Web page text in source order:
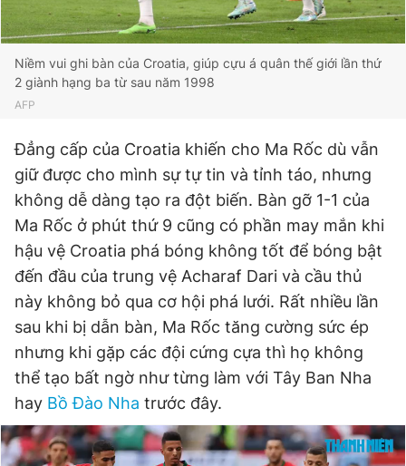
Niềm vui ghi bàn của Croatia, giúp cựu á quân thế giới lần thứ
2 giành hạng ba từ sau năm 1998
AFP
Đẳng cấp của Croatia khiến cho Ma Rốc dù vẫn
giữ được cho mình sự tự tin và tỉnh táo, nhưng
không dễ dàng tạo ra đột biến. Bàn gỡ 1-1 của
Ma Rốc ở phút thứ 9 cũng có phần may mắn khi
hậu vệ Croatia phá bóng không tốt để bóng bật
đến đầu của trung vệ Acharaf Dari và cầu thủ
này không bỏ qua cơ hội phá lưới. Rất nhiều lần
sau khi bị dẫn bàn, Ma Rốc tăng cường sức ép
nhưng khi gặp các đội cứng cựa thì họ không
thể tạo bất ngờ như từng làm với Tây Ban Nha
hay Bồ Đào Nha trước đây.